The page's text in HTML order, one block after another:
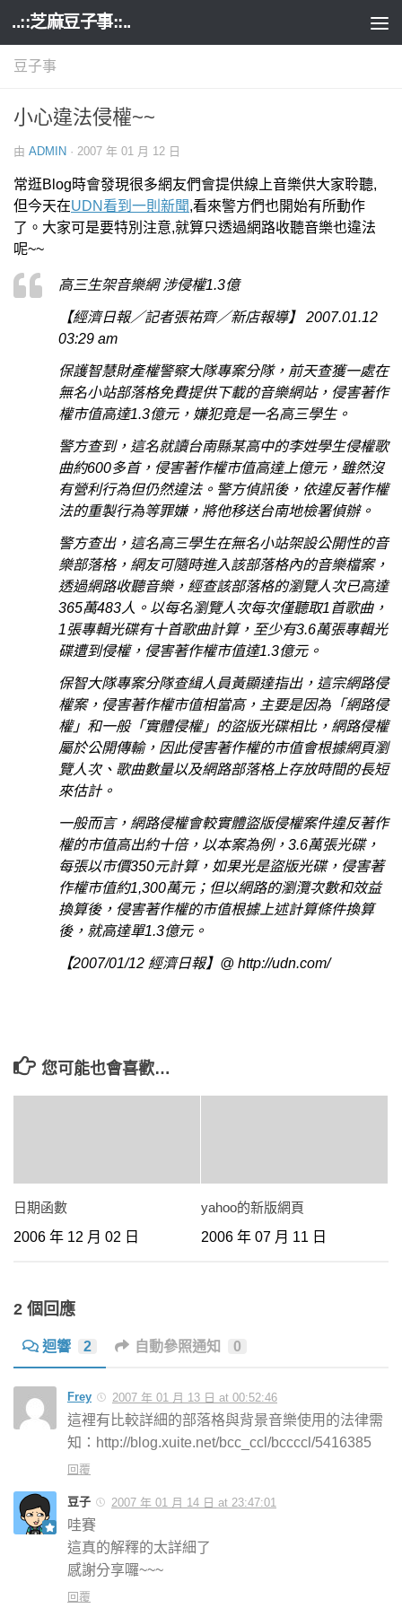
Skip to content
..::芝麻豆子事::..
豆子事
小心違法侵權~~
由 ADMIN · 2007 年 01 月 12 日
常逛Blog時會發現很多網友們會提供線上音樂供大家聆聽,
但今天在UDN看到一則新聞,看來警方們也開始有所動作
了。大家可是要特別注意,就算只透過網路收聽音樂也違法
呢~~
高三生架音樂網 涉侵權1.3億
【經濟日報／記者張祐齊／新店報導】 2007.01.12
03:29 am
保護智慧財產權警察大隊專案分隊，前天查獲一處在
無名小站部落格免費提供下載的音樂網站，侵害著作
權市值高達1.3億元，嫌犯竟是一名高三學生。
警方查到，這名就讀台南縣某高中的李姓學生侵權歌
曲約600多首，侵害著作權市值高達上億元，雖然沒
有營利行為但仍然違法。警方偵訊後，依違反著作權
法的重製行為等罪嫌，將他移送台南地檢署偵辦。
警方查出，這名高三學生在無名小站架設公開性的音
樂部落格，網友可隨時進入該部落格內的音樂檔案，
透過網路收聽音樂，經查該部落格的瀏覽人次已高達
365萬483人。以每名瀏覽人次每次僅聽取1首歌曲，
1張專輯光碟有十首歌曲計算，至少有3.6萬張專輯光
碟遭到侵權，侵害著作權市值達1.3億元。
保智大隊專案分隊查緝人員黃顯達指出，這宗網路侵
權案，侵害著作權市值相當高，主要是因為「網路侵
權」和一般「實體侵權」的盜版光碟相比，網路侵權
屬於公開傳輸，因此侵害著作權的市值會根據網頁瀏
覽人次、歌曲數量以及網路部落格上存放時間的長短
來估計。
一般而言，網路侵權會較實體盜版侵權案件違反著作
權的市值高出約十倍，以本案為例，3.6萬張光碟，
每張以市價350元計算，如果光是盜版光碟，侵害著
作權市值約1,300萬元；但以網路的瀏灠次數和效益
換算後，侵害著作權的市值根據上述計算條件換算
後，就高達單1.3億元。
【2007/01/12 經濟日報】@ http://udn.com/
您可能也會喜歡…
日期函數
2006 年 12 月 02 日
yahoo的新版網頁
2006 年 07 月 11 日
2 個回應
迴響 2 自動參照通知 0
Frey 2007 年 01 月 13 日 at 00:52:46
這裡有比較詳細的部落格與背景音樂使用的法律需
知：http://blog.xuite.net/bcc_ccl/bccccl/5416385
回覆
豆子 2007 年 01 月 14 日 at 23:47:01
哇賽
這真的解釋的太詳細了
感謝分享囉~~~
回覆